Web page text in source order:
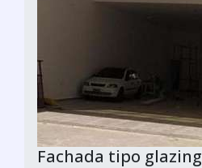
Fachada tipo glazing